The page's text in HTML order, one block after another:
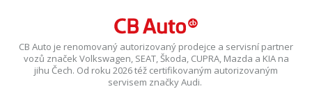
CB Auto je renomovaný autorizovaný prodejce a servisní partner
vozů značek Volkswagen, SEAT, Škoda, CUPRA, Mazda a KIA na
jihu Čech. Od roku 2026 též certifikovaným autorizovaným
servisem značky Audi.